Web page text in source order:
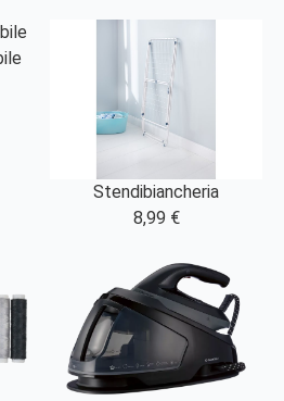
Stendibiancheria
8,99 €